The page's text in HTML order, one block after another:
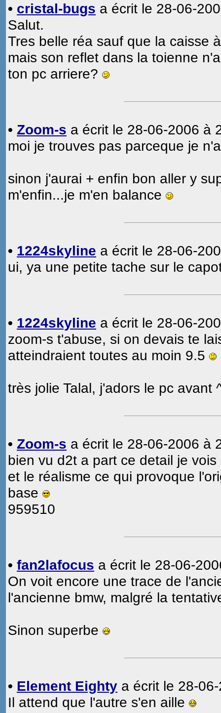
• cristal-bugs a écrit le 28-06-
Salut.
Tres belle réa sauf que la caisse
mais son reflet dans la toienne
ton pc arriere?
• Zoom-s a écrit le 28-06-2006 à
moi je trouves pas parceque je
sinon j'aurai + enfin bon aller y
m'enfin...je m'en balance
• 1224skyline a écrit le 28-06-
ui, ya une petite tache sur le
• 1224skyline a écrit le 28-06-
zoom-s t'abuse, si on devais te
atteindraient toutes au moin 9.5
très jolie Talal, j'adors le pc avant
• Zoom-s a écrit le 28-06-2006 à
bien vu d2t a part ce detail je
et le réalisme ce qui provoque
base
959510
• fan2lafocus a écrit le 28-06-
On voit encore une trace de
l'ancienne bmw, malgré la
Sinon superbe
• Element Eighty a écrit le 28-
Il attend que l'autre s'en aille